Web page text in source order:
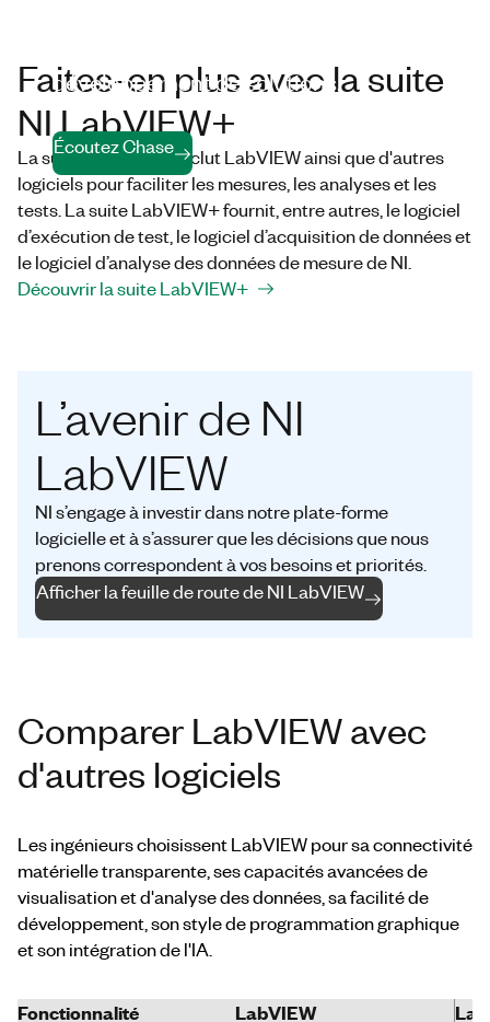
développement de solutions.
Écoutez Chase
Faites-en plus avec la suite
NI LabVIEW+
La suite LabVIEW+ inclut LabVIEW ainsi que d'autres
logiciels pour faciliter les mesures, les analyses et les
tests. La suite LabVIEW+ fournit, entre autres, le logiciel
d’exécution de test, le logiciel d’acquisition de données et
le logiciel d’analyse des données de mesure de NI.
Découvrir la suite LabVIEW+
L’avenir de NI
LabVIEW
NI s’engage à investir dans notre plate-forme
logicielle et à s’assurer que les décisions que nous
prenons correspondent à vos besoins et priorités.
Afficher la feuille de route de NI LabVIEW
Comparer LabVIEW avec
d'autres logiciels
Les ingénieurs choisissent LabVIEW pour sa connectivité
matérielle transparente, ses capacités avancées de
visualisation et d'analyse des données, safacilité de
développement, son style de programmation graphique
et son intégration de l'IA.
Fonctionnalité LabVIEW